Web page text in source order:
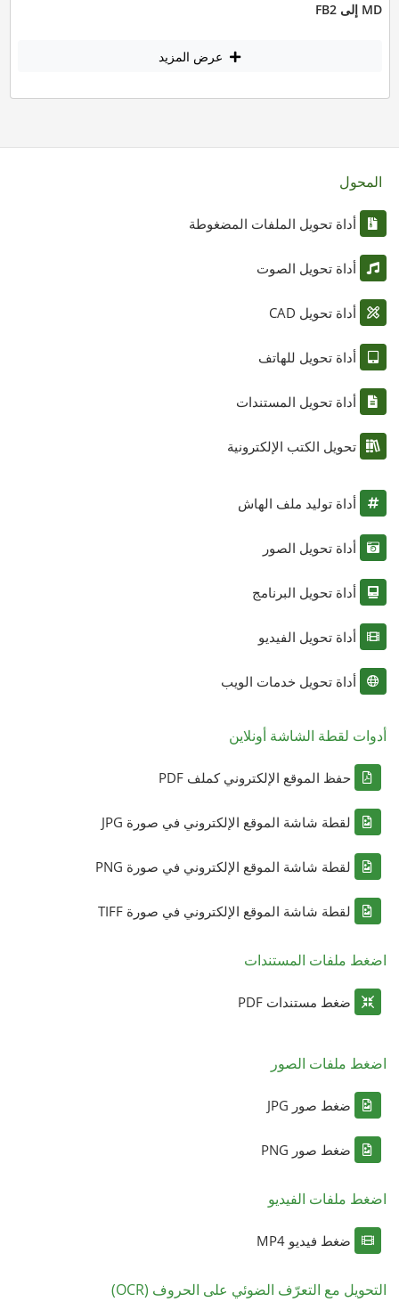
MD إلى FB2
عرض المزيد
المحول
أداة تحويل الملفات المضغوطة
أداة تحويل الصوت
أداة تحويل CAD
أداة تحويل للهاتف
أداة تحويل المستندات
تحويل الكتب الإلكترونية
أداة توليد ملف الهاش
أداة تحويل الصور
أداة تحويل البرنامج
أداة تحويل الفيديو
أداة تحويل خدمات الويب
أدوات لقطة الشاشة أونلاين
حفظ الموقع الإلكتروني كملف PDF
لقطة شاشة الموقع الإلكتروني في صورة JPG
لقطة شاشة الموقع الإلكتروني في صورة PNG
لقطة شاشة الموقع الإلكتروني في صورة TIFF
اضغط ملفات المستندات
ضغط مستندات PDF
اضغط ملفات الصور
ضغط صور JPG
ضغط صور PNG
اضغط ملفات الفيديو
ضغط فيديو MP4
التحويل مع التعرّف الضوئي على الحروف (OCR)